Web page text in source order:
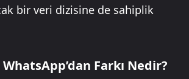
bir veri dizisine de sahiplik
WhatsApp’dan Farkı Nedir?